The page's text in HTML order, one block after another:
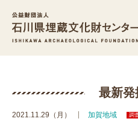
最新発
2021.11.29（月） 加賀地域 調